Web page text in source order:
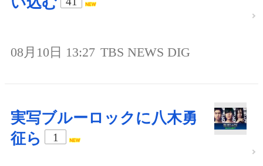
08月10日 13:27 TBS NEWS DIG
実写ブルーロックに八木勇
征ら
1